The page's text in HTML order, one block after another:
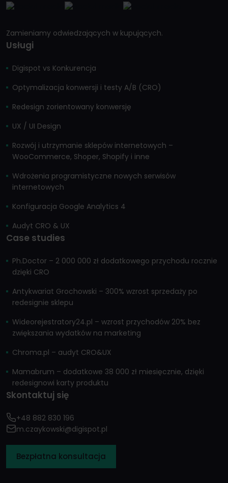
Zamieniamy odwiedzających w kupujących.
Usługi
Digispot vs Konkurencja
Optymalizacja konwersji i testy A/B (CRO)
Redesign zorientowany konwersję
UX / UI Design
Rozwój i utrzymanie sklepów internetowych –
WooCommerce, Shoper, Shopify i inne
Wdrożenia programistyczne nowych serwisów
internetowych
Konfiguracja Google Analytics 4
Audyt CRO & UX
Case studies
Ph.Doctor – 2 000 000 zł dodatkowego przychodu rocznie
dzięki CRO
Antykwariat Grochowski – 300% wzrost sprzedaży po
redesignie sklepu
Wideorejestratory24.pl – wzrost przychodów 20% bez
zwiększania wydatków na marketing
Chroma.pl – audyt CRO&UX
Mamabrum – dodatkowe 38 000 zł miesięcznie, dzięki
redesignowi karty produktu
Skontaktuj się
+48 882 830 196
m.czaykowski@digispot.pl
Bezpłatna konsultacja